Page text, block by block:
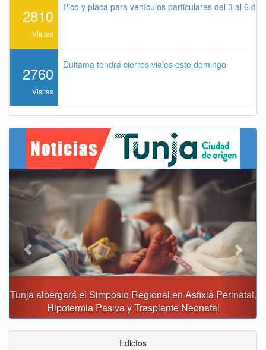
2810
Visitas
Pico y placa para vehículos particulares del 3 al 6 de
2760
Visitas
Duitama tendrá cierres viales este domingo
Tunja albergará el Simposio Regional en Asfixia Perinatal,
Hipotermia Pasiva y Trasplante Neonatal
Previous Next
Edictos